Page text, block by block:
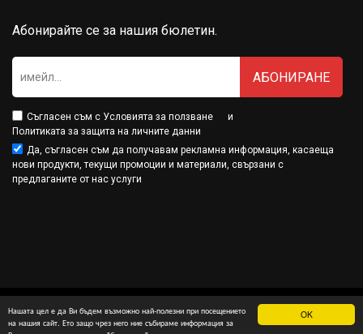
OK
Нашата цел е да Ви бъдем възможно най-полезни при посещението
на нашия сайт. Ето защо чрез него ние събираме информация за
Абонирайте се за нашия бюлетин.
АБОНИРАНЕ
Съгласен съм с Условията за ползване
и
Политиката за защита на личните данни
Да, съгласен съм да получавам рекламна информация, касаеща
нови продукти, текущи промоции и материали, свързани с
предлаганите от нас услуги
Минамарт® е собственост на МДМ Партнърс ООД